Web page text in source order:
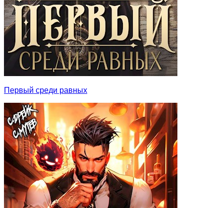
Первый среди равных